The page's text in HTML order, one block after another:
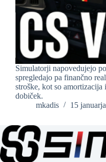
Simulatorji napovedujejo
spregledajo pa finančno
stroške, kot so amortizacija
dobiček.
mkadis
15